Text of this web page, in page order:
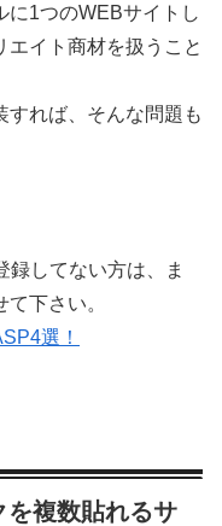
に1つのWEBサイトし
イト商材を扱うこと
すれば、そんな問題も
録してない方は、ま
下さい。
選！
を複数貼れるサ